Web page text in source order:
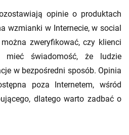
opinie o produktach
wzmianki w Internecie, w social
zweryfikować, czy klienci
mieć świadomość, że ludzie
w bezpośredni sposób. Opinia
poza Internetem, wśród
dlatego warto zadbać o